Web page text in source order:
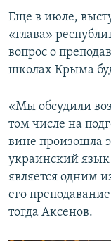
Еще в июле,
«глава»
вопрос о
школах Крыма
«Мы обсудили
том числе на
вине произошла
украинский
является одним
его
тогда Аксенов.